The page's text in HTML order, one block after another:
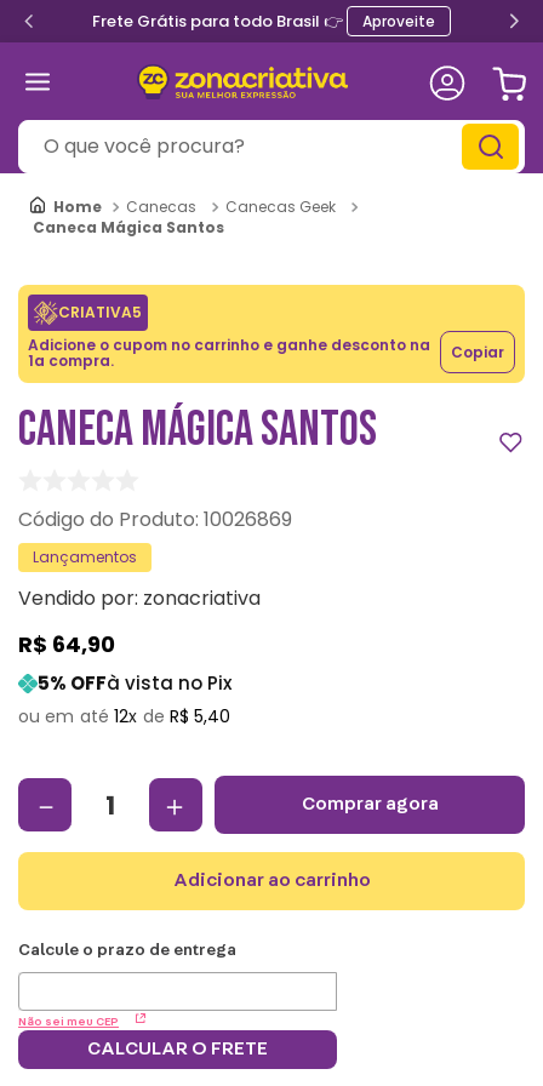
Frete Grátis para todo Brasil 👉 Aproveite
O que você procura?
Canecas
Canecas Geek
Caneca Mágica Santos
CRIATIVA5
Adicione o cupom no carrinho e ganhe desconto na
1a compra. Copiar
CANECA MÁGICA SANTOS
: 10026869
Lançamentos
Vendido por: zonacriativa
R$ 64,90
5% OFFà vista no Pix
12 R$ 5,40
＋
－ comprar agora
adicionar ao carrinho
Não sei meu CEP
CALCULAR O FRETE